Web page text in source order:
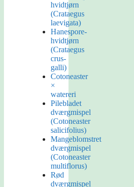
hvidtjørn
(Crataegus
laevigata)
Hanespore-
hvidtjørn
(Crataegus
crus-
galli)
Cotoneaster
×
watereri
Pilebladet
dværgmispel
(Cotoneaster
salicifolius)
Mangeblomstret
dværgmispel
(Cotoneaster
multiflorus)
Rød
dværgmispel